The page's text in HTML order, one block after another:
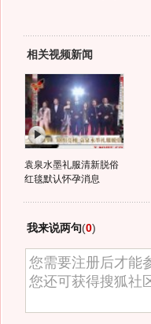
相关视频新闻
袁泉水墨礼服清新脱俗
红毯默认怀孕消息
我来说两句(0)